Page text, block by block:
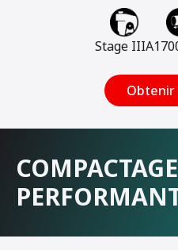
Stage IIIA
Obtenir
COMPACTAGE